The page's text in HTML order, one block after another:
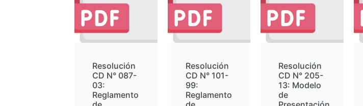
Resolución
CD N° 087-
03:
Reglamento
Resolución
CD N° 101-
99:
Reglamento
Resolución
CD N° 205-
13: Modelo
de